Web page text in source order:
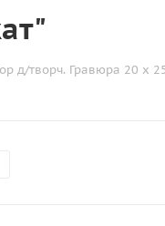
д/творч. Гравюра 20 x